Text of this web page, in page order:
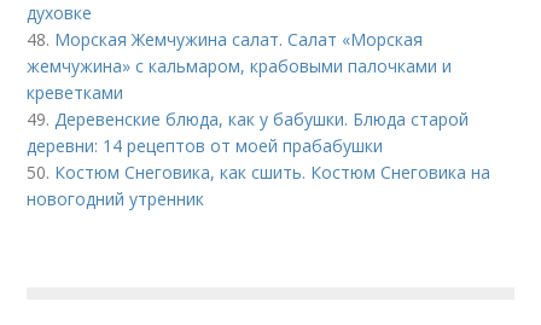
духовке
48. Морская Жемчужина салат. Салат «Морская
жемчужина» с кальмаром, крабовыми палочками и
креветками
49.Деревенские блюда, как у бабушки. Блюда старой
деревни: 14 рецептов от моей прабабушки
50. Костюм Снеговика, как сшить. Костюм Снеговика на
новогодний утренник